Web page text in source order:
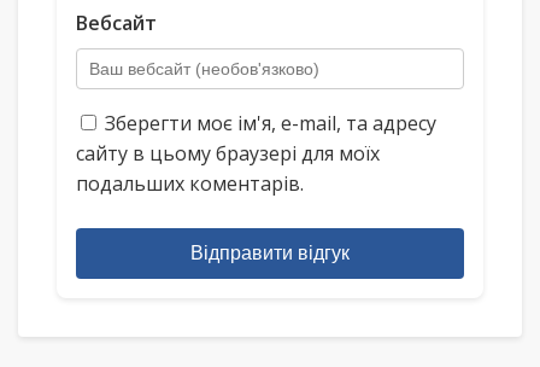
Вебсайт
Зберегти моє ім'я, e-mail, та адресу
сайту в цьому браузері для моїх
подальших коментарів.
Відправити відгук